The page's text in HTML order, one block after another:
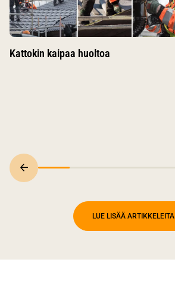
Kattokin kaipaa huoltoa
LUE LISÄÄ ARTIKKELEITA